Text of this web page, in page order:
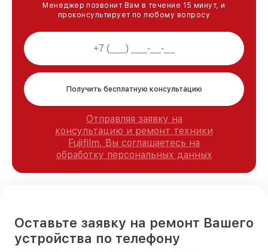
Менеджер позвонит Вам в течение 15 минут, и
проконсультирует по любому вопросу
Получить бесплатную консультацию
Отправляя заявку на
консультацию и ремонт техники
Fujifilm, Вы соглашаетесь на
обработку персональных данных
Оставьте заявку на ремонт Вашего
устройства по телефону